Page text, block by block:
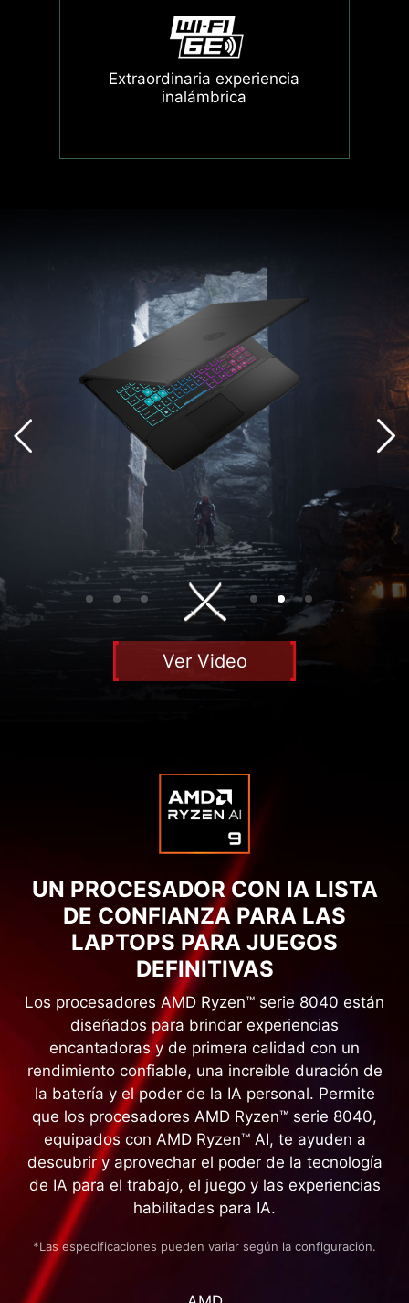
Extraordinaria experiencia
inalámbrica
Ver Video
UN PROCESADOR CON IA LISTA
DE CONFIANZA PARA LAS
LAPTOPS PARA JUEGOS
DEFINITIVAS
Los procesadores AMD Ryzen™ serie 8040 están
diseñados para brindar experiencias
encantadoras y de primera calidad con un
rendimiento confiable, una increíble duración de
la batería y el poder de la IA personal. Permite
que los procesadores AMD Ryzen™ serie 8040,
equipados con AMD Ryzen™ AI, te ayuden a
descubrir y aprovechar el poder de la tecnología
de IA para el trabajo, el juego y las experiencias
habilitadas para IA.
*Las especificaciones pueden variar según la configuración.